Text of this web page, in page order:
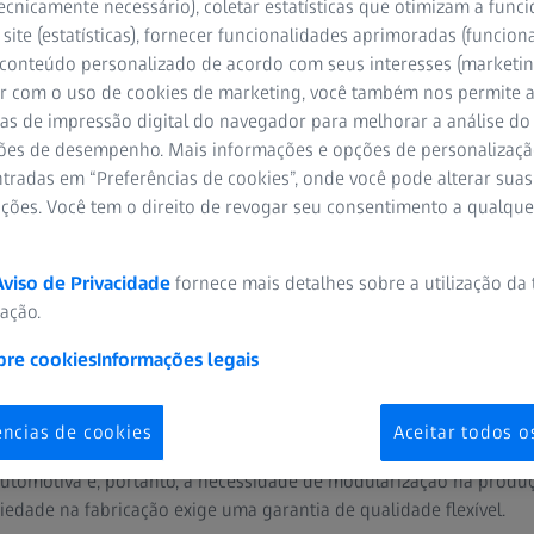
de montagem e
componentes de chapa metálica da oficina de prensa são
de estruturas, painéis laterais, portas e outros
é moldada. Não apenas a qualidade de cada componente
componentes também deve atender a requisitos de alta
vez mais individualizadas dos clientes estão levando a uma
e, portanto, à necessidade de modularização na
na fabricação exige uma garantia de qualidade flexível.
necessário), coletar estatísticas que otimizam a
(estatísticas), fornecer funcionalidades aprimoradas
personalizado de acordo com seus interesses
com o uso de cookies de marketing, você também nos permite
de impressão digital do navegador para melhorar a análise do
de desempenho. Mais informações e opções de
em “Preferências de cookies”, onde você pode alterar suas
Você tem o direito de revogar seu consentimento a
de Privacidade fornece mais detalhes sobre a utilização da
cookiesInformações legais
de cookies Aceitar todos